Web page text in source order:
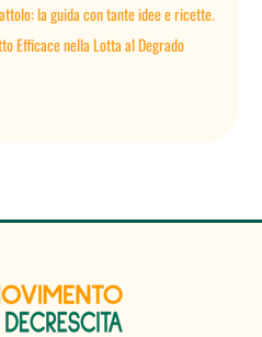
la guida con tante idee e ricette.
Efficace nella Lotta al Degrado